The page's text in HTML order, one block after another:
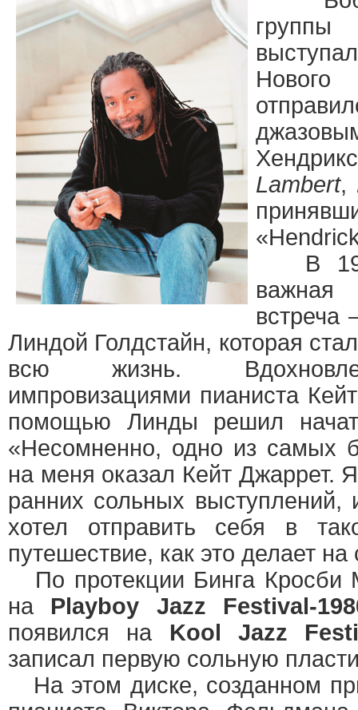
группы
Lambert,
В
встреча
Линдой Голдстайн, которая
всю жизнь.
импровизациями пианиста
помощью Линды решил
«Несомненно, одно из самых
на меня оказал Кейт Джаррет.
ранних сольных выступлений,
хотел отправить себя в
путешествие, как это делает
По протекции Бинга Кросби
на Playboy Jazz Festival-
появился на Kool Jazz
записал первую сольную
На этом диске, созданном